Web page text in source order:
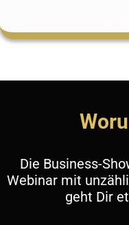
Die Business-
Webinar mit
geht Dir